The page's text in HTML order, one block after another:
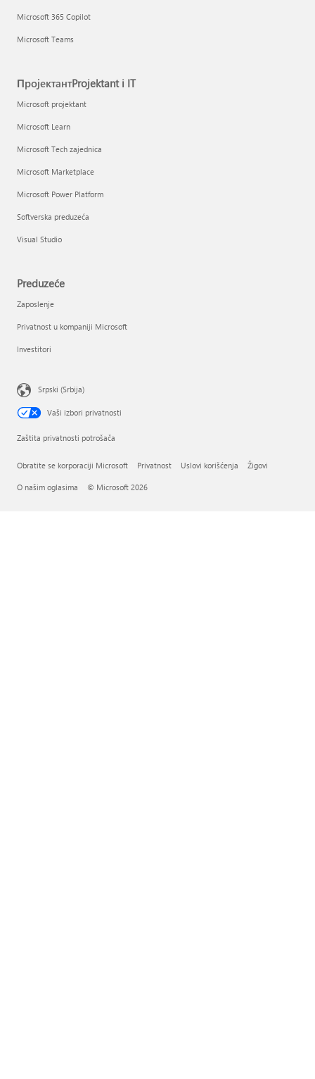
Microsoft 365 Copilot
Microsoft Teams
ПројектантProjektant i IT
Microsoft projektant
Microsoft Learn
Microsoft Tech zajednica
Microsoft Marketplace
Microsoft Power Platform
Softverska preduzeća
Visual Studio
Preduzeće
Zaposlenje
Privatnost u kompaniji Microsoft
Investitori
Srpski (Srbija)
Vaši izbori privatnosti
Zaštita privatnosti potrošača
Obratite se korporaciji Microsoft Privatnost Uslovi korišćenja Žigovi
O našim oglasima © Microsoft 2026